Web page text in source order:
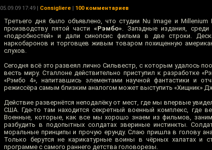
05.09.09 17:49 | Consigliere | 100 комментариев
Третьего дня было объявлено, что студии Nu Image и Millenium
производству пятой части«Рэмбо». Западные издания,
«подробностей» и дали синопсис фильма в две строки.
наркобаронов и торговцев живым товаром похищенную
слухов.
Сегодня всё это развеял лично Сильвестр, с которым удалось
весть миру. Сталлоне действительно приступил к разработке
«Рэмбо 4», напитавшись элементами научной фантастики и
режиссёра самым близким аналогом может выступить «Хищник»
Действие развернётся неподалёку от мест, где мы впервые
США. Где-то там находится секретный военный комплекс, где
Военные, которые, как все мы хорошо знаем из фильмов,
разбудить в подопытных солдатах звериные инстинкты.
моральные принципы и прочую ерунду. Слаю пришла в голову
Только берутся не карикатурные воины в чёрных халатах и
программе с самого раннего детства головорезы.